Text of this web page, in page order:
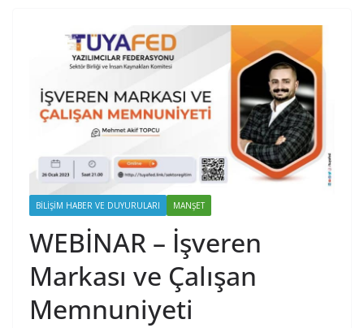
BILIŞIM HABER VE DUYURULARI MANŞET
WEBİNAR – İşveren
Markası ve Çalışan
Memnuniyeti